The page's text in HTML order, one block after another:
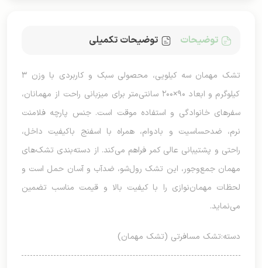
توضیحات توضیحات تکمیلی
تشک مهمان سه کیلویی، محصولی سبک و کاربردی با وزن ۳
کیلوگرم و ابعاد ۹۰×۲۰۰ سانتی‌متر برای میزبانی راحت از مهمانان،
سفرهای خانوادگی و استفاده موقت است. جنس پارچه فلامنت
نرم، ضدحساسیت و بادوام، همراه با اسفنج باکیفیت داخل،
راحتی و پشتیبانی عالی کمر فراهم می‌کند. از دسته‌بندی تشک‌های
مهمان جمع‌وجور، این تشک رول‌شو، ضدآب و آسان حمل است و
لحظات مهمان‌نوازی را با کیفیت بالا و قیمت مناسب تضمین
می‌نماید.
دسته:تشک مسافرتی (تشک مهمان)